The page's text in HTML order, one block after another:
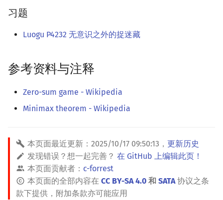
习题
Luogu P4232 无意识之外的捉迷藏
参考资料与注释
Zero-sum game - Wikipedia
Minimax theorem - Wikipedia
本页面最近更新： 2025/10/17 09:50:13 ， 更新历史
发现错误？想一起完善？ 在 GitHub 上编辑此页！
本页面贡献者： c-forrest
本页面的全部内容在 CC BY-SA 4.0 和 SATA协议之条
款下提供，附加条款亦可能应用